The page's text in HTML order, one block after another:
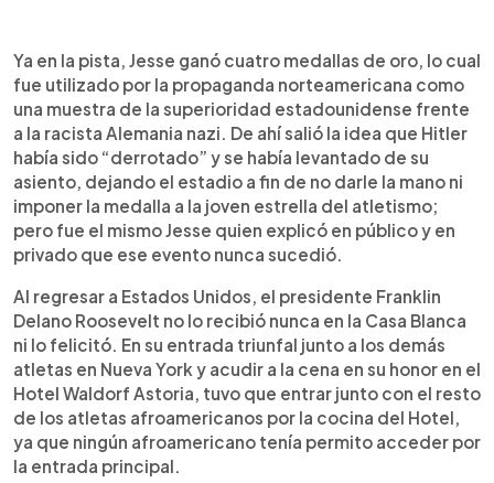
Ya en la pista, Jesse ganó cuatro medallas de oro, lo cual
fue utilizado por la propaganda norteamericana como
una muestra de la superioridad estadounidense frente
a la racista Alemania nazi. De ahí salió la idea que Hitler
había sido “derrotado” y se había levantado de su
asiento, dejando el estadio a fin de no darle la mano ni
imponer la medalla a la joven estrella del atletismo;
pero fue el mismo Jesse quien explicó en público y en
privado que ese evento nunca sucedió.
Al regresar a Estados Unidos, el presidente Franklin
Delano Roosevelt no lo recibió nunca en la Casa Blanca
ni lo felicitó. En su entrada triunfal junto a los demás
atletas en Nueva York y acudir a la cena en su honor en el
Hotel Waldorf Astoria, tuvo que entrar junto con el resto
de los atletas afroamericanos por la cocina del Hotel,
ya que ningún afroamericano tenía permito acceder por
la entrada principal.